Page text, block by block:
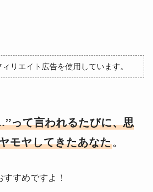
リエイト広告を使用しています。
って言われるたびに、思
モヤしてきたあなた。
すめですよ！